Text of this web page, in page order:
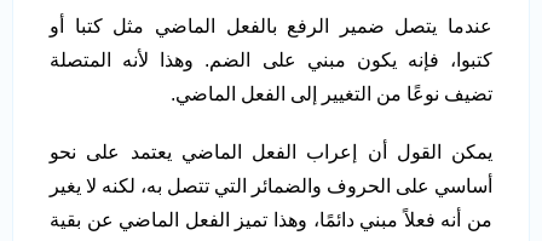
عندما يتصل ضمير الرفع بالفعل الماضي مثل كتبا أو
كتبوا، فإنه يكون مبني على الضم. وهذا لأنه المتصلة
تضيف نوعًا من التغيير إلى الفعل الماضي.
يمكن القول أن إعراب الفعل الماضي يعتمد على نحو
أساسي على الحروف والضمائر التي تتصل به، لكنه لا يغير
من أنه فعلاً مبني دائمًا، وهذا تميز الفعل الماضي عن بقية